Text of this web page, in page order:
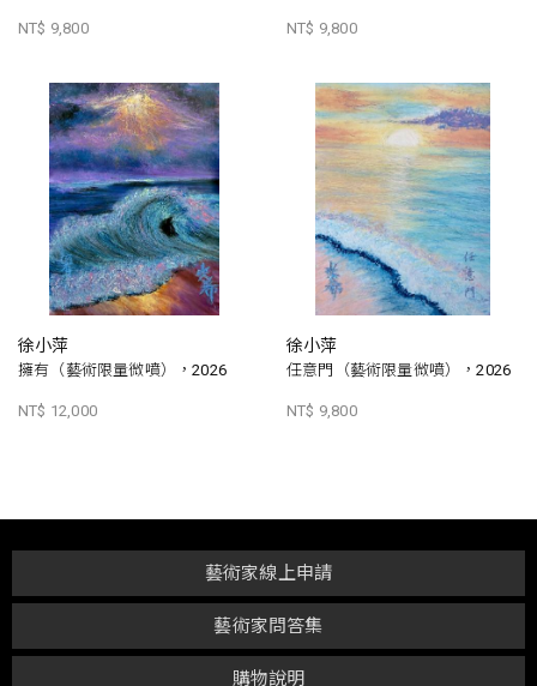
NT$ 9,800 NT$ 9,800
徐小萍
擁有（藝術限量微噴），2026
NT$ 12,000
徐小萍
任意門（藝術限量微噴），2026
NT$ 9,800
購物說明
藝術家問答集
藝術家線上申請